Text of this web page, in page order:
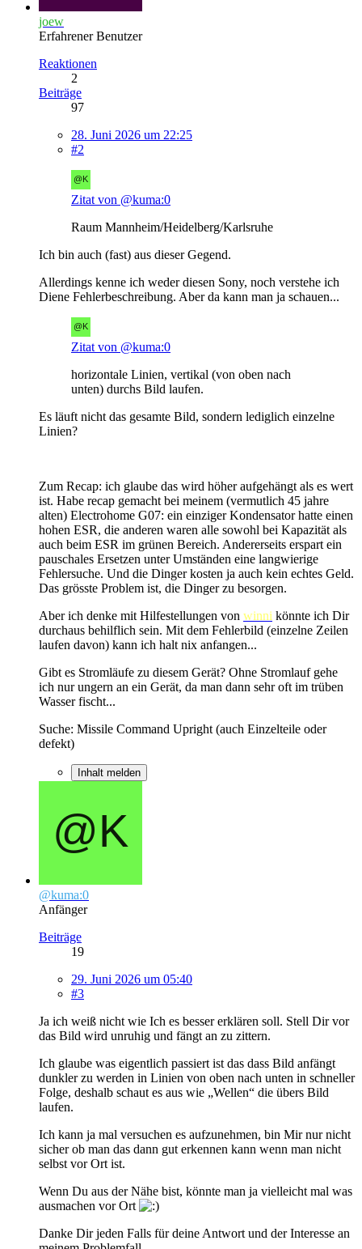
joew
Erfahrener Benutzer
Reaktionen
2
Beiträge
97
28. Juni 2026 um 22:25
#2
Zitat von @kuma:0
Raum Mannheim/Heidelberg/Karlsruhe
Ich bin auch (fast) aus dieser Gegend.
Allerdings kenne ich weder diesen Sony, noch verstehe ich
Diene Fehlerbeschreibung. Aber da kann man ja schauen...
Zitat von @kuma:0
horizontale Linien, vertikal (von oben nach
unten) durchs Bild laufen.
Es läuft nicht das gesamte Bild, sondern lediglich einzelne
Linien?
Zum Recap: ich glaube das wird höher aufgehängt als es wert
ist. Habe recap gemacht bei meinem (vermutlich 45 jahre
alten) Electrohome G07: ein einziger Kondensator hatte einen
hohen ESR, die anderen waren alle sowohl bei Kapazität als
auch beim ESR im grünen Bereich. Andererseits erspart ein
pauschales Ersetzen unter Umständen eine langwierige
Fehlersuche. Und die Dinger kosten ja auch kein echtes Geld.
Das grösste Problem ist, die Dinger zu besorgen.
Aber ich denke mit Hilfestellungen von winni könnte ich Dir
durchaus behilflich sein. Mit dem Fehlerbild (einzelne Zeilen
laufen davon) kann ich halt nix anfangen...
Gibt es Stromläufe zu diesem Gerät? Ohne Stromlauf gehe
ich nur ungern an ein Gerät, da man dann sehr oft im trüben
Wasser fischt...
Suche: Missile Command Upright (auch Einzelteile oder
defekt)
Inhalt melden
@kuma:0
Anfänger
Beiträge
19
29. Juni 2026 um 05:40
#3
Ja ich weiß nicht wie Ich es besser erklären soll. Stell Dir vor
das Bild wird unruhig und fängt an zu zittern.
Ich glaube was eigentlich passiert ist das dass Bild anfängt
dunkler zu werden in Linien von oben nach unten in schneller
Folge, deshalb schaut es aus wie „Wellen“ die übers Bild
laufen.
Ich kann ja mal versuchen es aufzunehmen, bin Mir nur nicht
sicher ob man das dann gut erkennen kann wenn man nicht
selbst vor Ort ist.
Wenn Du aus der Nähe bist, könnte man ja vielleicht mal was
ausmachen vor Ort
Danke Dir jeden Falls für deine Antwort und der Interesse an